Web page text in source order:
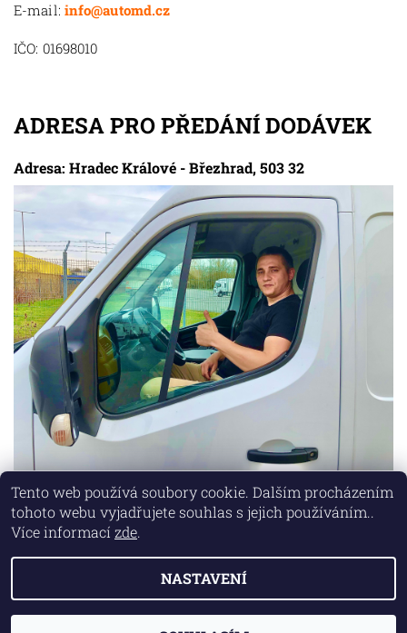
E-mail: info@automd.cz
IČO: 01698010
ADRESA PRO PŘEDÁNÍ DODÁVEK
Adresa: Hradec Králové - Březhrad, 503 32
Lokality Marketing zajišťuje společnost X-VISION
2026 © AUTO MD, všechna práva vyhrazena
Vytvořil Shoptet
Tento web používá soubory cookie. Dalším procházením
tohoto webu vyjadřujete souhlas s jejich používáním..
Více informací zde.
NASTAVENÍ